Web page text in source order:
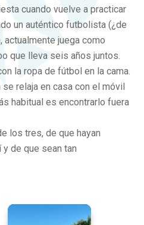
cuando vuelve a practicar
un auténtico futbolista (¿de
actualmente juega como
que lleva seis años juntos.
la ropa de fútbol en la cama.
relaja en casa con el móvil
habitual es encontrarlo fuera
los tres, de que hayan
de que sean tan